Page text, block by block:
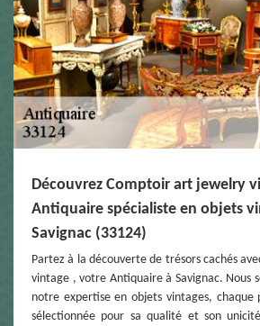
Découvrez Comptoir art jewelry
Antiquaire spécialiste en objets
Savignac (33124)
Partez à la découverte de trésors cachés
vintage , votre Antiquaire à Savignac. Nous
notre expertise en objets vintages, chaque
sélectionnée pour sa qualité et son